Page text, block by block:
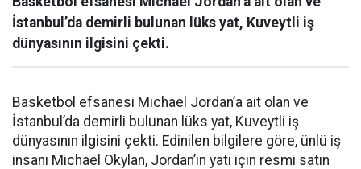
İstanbul’da demirli bulunan lüks yat, Kuveytli iş
dünyasının ilgisini çekti.
Basketbol efsanesi Michael Jordan’a ait olan ve
İstanbul’da demirli bulunan lüks yat, Kuveytli iş
dünyasının ilgisini çekti. Edinilen bilgilere göre, ünlü iş
insanı Michael Okylan, Jordan’ın yatı için resmi satın